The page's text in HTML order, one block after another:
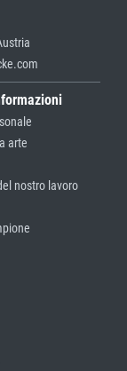
arte
nostro lavoro